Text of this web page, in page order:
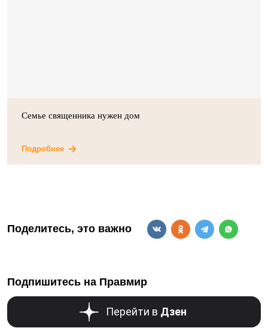
Семье священника нужен дом
Подробнее
Поделитесь, это важно
Подпишитесь на Правмир
Перейти в Дзен